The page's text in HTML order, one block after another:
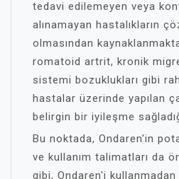
tedavi edilemeyen veya
alınamayan hastalıkların
olmasından
romatoid artrit, kronik
sistemi bozuklukları gibi
hastalar üzerinde yapılan
belirgin bir iyileşme
Bu noktada, Ondaren'in
ve kullanım talimatları da
gibi, Ondaren'i